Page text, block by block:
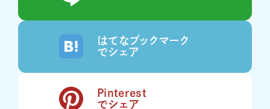
はてなブックマーク
でシェア
Pinterest
でシェア